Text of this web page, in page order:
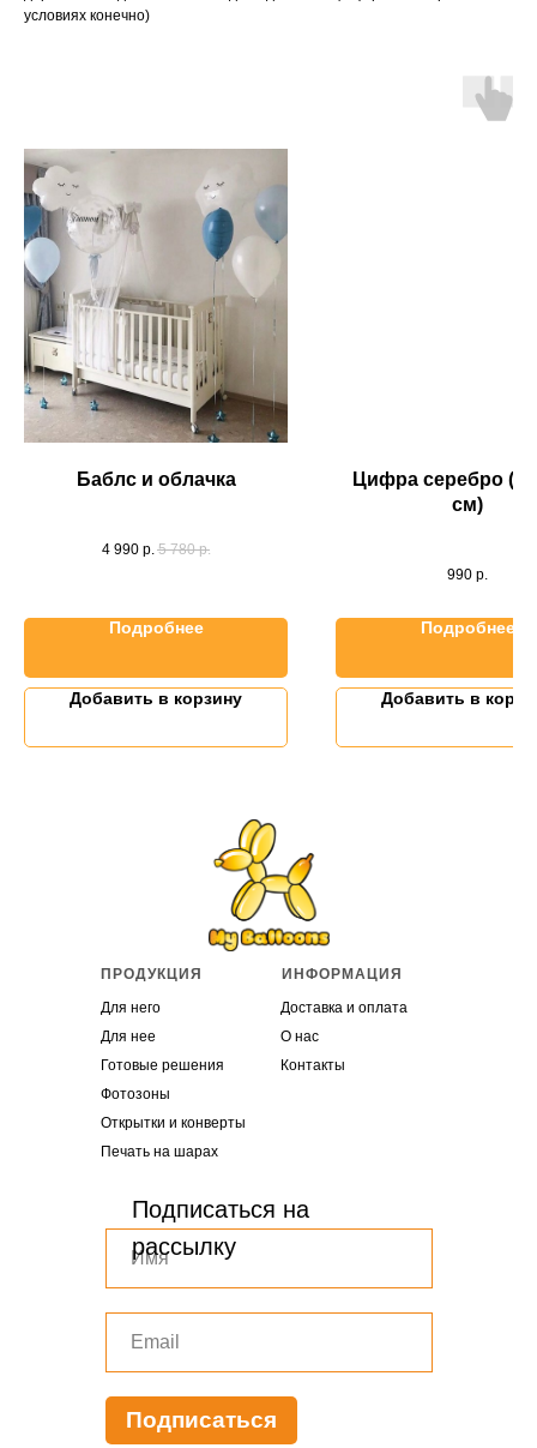
условиях конечно)
Баблс и облачка
4 990 р. 5 780 р.
Подробнее
Добавить в корзину
Цифра серебро
см)
990 р.
Подробнее
Добавить в
ПРОДУКЦИЯ
Для него
Для нее
Готовые решения
Фотозоны
Открытки и конверты
Печать на шарах
ИНФОРМАЦИЯ
Доставка и оплата
О нас
Контакты
Подписаться
Подписаться на
рассылку